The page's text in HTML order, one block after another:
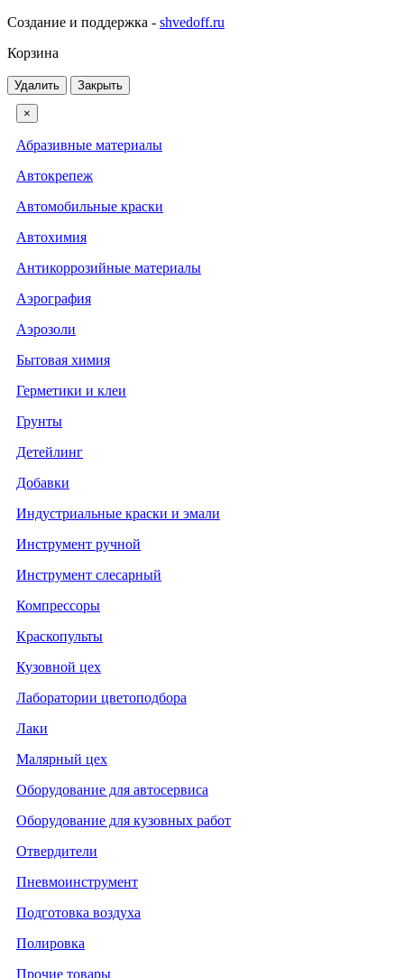
Создание и поддержка - shvedoff.ru
Корзина
Удалить Закрыть
×
Абразивные материалы
Автокрепеж
Автомобильные краски
Автохимия
Антикоррозийные материалы
Аэрография
Аэрозоли
Бытовая химия
Герметики и клеи
Грунты
Детейлинг
Добавки
Индустриальные краски и эмали
Инструмент ручной
Инструмент слесарный
Компрессоры
Краскопульты
Кузовной цех
Лаборатории цветоподбора
Лаки
Малярный цех
Оборудование для автосервиса
Оборудование для кузовных работ
Отвердители
Пневмоинструмент
Подготовка воздуха
Полировка
Прочие товары